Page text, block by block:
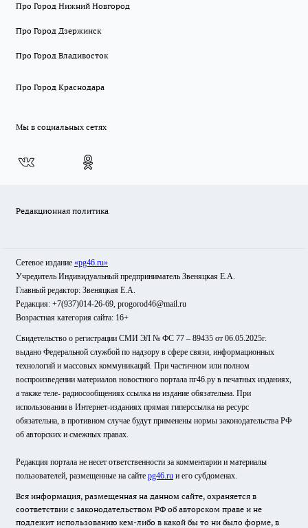
Про Город Нижний Новгород
Про Город Дзержинск
Про Город Владивосток
Про Город Краснодара
Мы в социальных сетях
Редакционная политика
Сетевое издание «pg46.ru»
Учредитель Индивидуальный предприниматель Звеняцкая Е.А.
Главный редактор: Звеняцкая Е.А.
Редакция: +7(937)014-26-69, progorod46@mail.ru
Возрастная категория сайта: 16+
Свидетельство о регистрации СМИ ЭЛ № ФС 77 – 89435 от 06.05.2025г.
выдано Федеральной службой по надзору в сфере связи, информационных
технологий и массовых коммуникаций. При частичном или полном
воспроизведении материалов новостного портала пг46.ру в печатных изданиях,
а также теле- радиосообщениях ссылка на издание обязательна. При
использовании в Интернет-изданиях прямая гиперссылка на ресурс
обязательна, в противном случае будут применены нормы законодательства РФ
об авторских и смежных правах.
Редакция портала не несет ответственности за комментарии и материалы
пользователей, размещенные на сайте pg46.ru и его субдоменах.
Вся информация, размещенная на данном сайте, охраняется в
соответствии с законодательством РФ об авторском праве и не
подлежит использованию кем-либо в какой бы то ни было форме, в